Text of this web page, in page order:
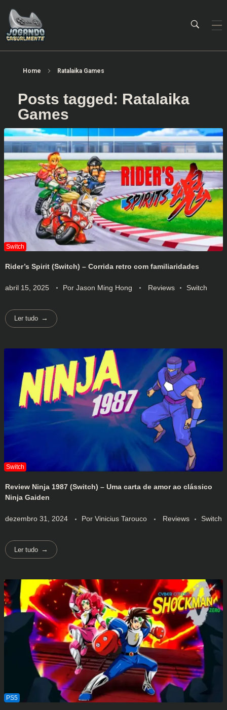
Home Ratalaika Games
Posts tagged: Ratalaika
Games
Rider’s Spirit (Switch) – Corrida retro com familiaridades
abril 15, 2025 Por Jason Ming Hong Reviews Switch
Ler tudo
Review Ninja 1987 (Switch) – Uma carta de amor ao clássico
Ninja Gaiden
dezembro 31, 2024 Por Vinicius Tarouco Reviews Switch
Ler tudo